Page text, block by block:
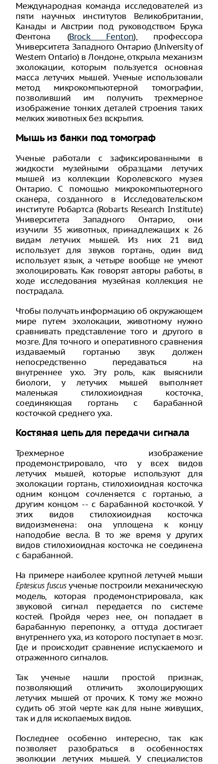
Международная команда исследователей из
пяти научных институтов Великобритании,
Канады и Австрии под руководством Брука
Фентона (Brock Fenton), профессора
Университета Западного Онтарио (University of
Western Ontario) в Лондоне, открыла механизм
эхолокации, которым пользуется основная
масса летучих мышей. Ученые использовали
метод микрокомпьютерной томографии,
позволивший им получить трехмерное
изображение тонких деталей строения таких
мелких животных без вскрытия.
Мышь из банки под томограф
Ученые работали с зафиксированными в
жидкости музейными образцами летучих
мышей из коллекции Королевского музея
Онтарио. С помощью микрокомпьютерного
сканера, созданного в Исследовательском
институте Робартса (Robarts Research Institute)
Университета Западного Онтарио, они
изучили 35 животных, принадлежащих к 26
видам летучих мышей. Из них 21 вид
использует для звуков гортань, один вид
использует язык, а четыре вообще не умеют
эхолоцировать. Как говорят авторы работы, в
ходе исследования музейная коллекция не
пострадала.
Чтобы получать информацию об окружающем
мире путем эхолокации, животному нужно
сравнивать представление того и другого в
мозге. Для точного и оперативного сравнения
издаваемый гортанью звук должен
непосредственно передаваться на
внутреннее ухо. Эту роль, как выяснили
биологи, у летучих мышей выполняет
маленькая стилохиоидная косточка,
соединяющая гортань с барабанной
косточкой среднего уха.
Костяная цепь для передачи сигнала
Трехмерное изображение
продемонстрировало, что у всех видов
летучих мышей, которые используют для
эхолокации гортань, стилохиоидная косточка
одним концом сочленяется с гортанью, а
другим концом -- с барабанной косточкой. У
этих видов стилохиоидная косточка
видоизменена: она уплощена к концу
наподобие весла. В то же время у других
видов стилохиоидная косточка не соединена
с барабанной.
На примере наиболее крупной летучей мыши
Eptesicus fuscusученые построили механическую
модель, которая продемонстрировала, как
звуковой сигнал передается по системе
костей. Пройдя через нее, он попадает в
барабанную перепонку, а оттуда достигает
внутреннего уха, из которого поступает в мозг.
Где и происходит сравнение испускаемого и
отраженного сигналов.
Так ученые нашли простой признак,
позволяющий отличить эхолоцирующих
летучих мышей от прочих. К тому же можно
судить об этой черте как для ныне живущих,
так и для ископаемых видов.
Последнее особенно интересно, так как
позволяет разобраться в особенностях
эволюции летучих мышей. У специалистов